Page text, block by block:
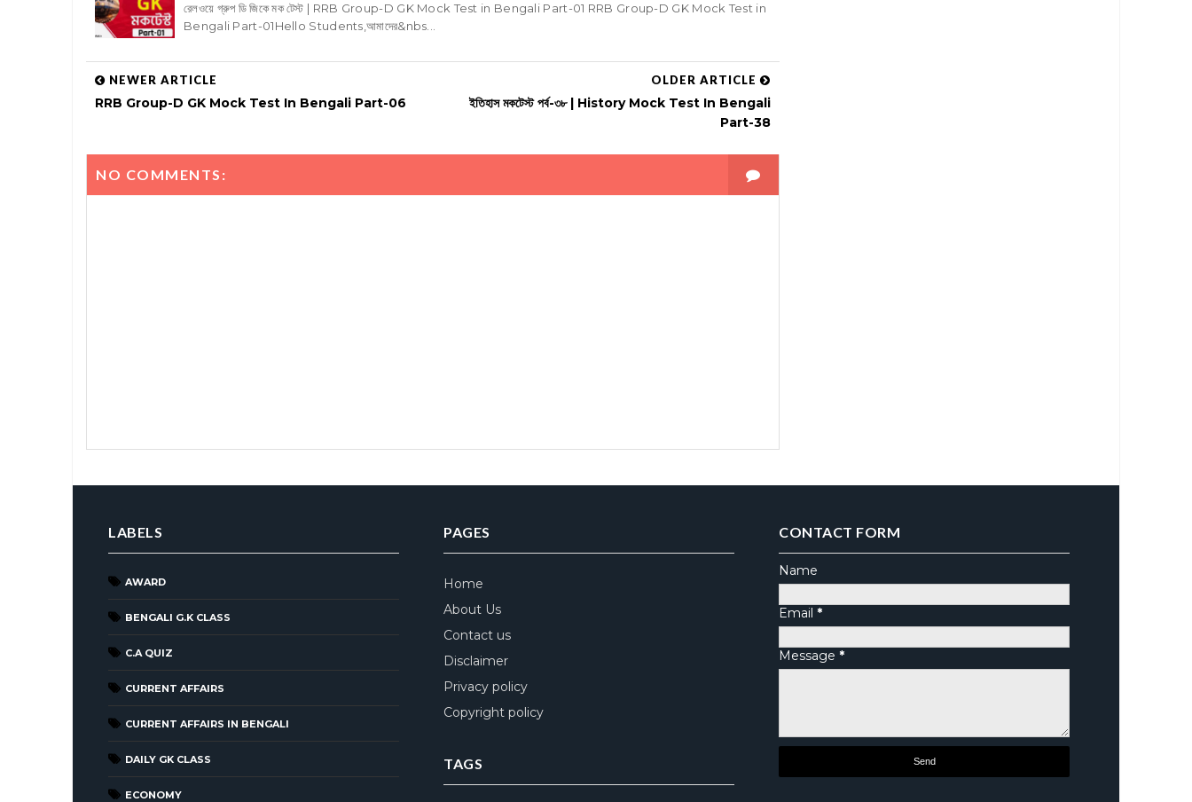
রেলওয়ে গ্রুপ ডি জিকে মক টেস্ট | RRB Group-D GK Mock Test in Bengali Part-01 RRB Group-D GK Mock Test in
Bengali Part-01Hello Students,আমাদের&nbs...
NEWER ARTICLE
RRB Group-D GK Mock Test In Bengali Part-06
OLDER ARTICLE
ইতিহাস মকটেস্ট পর্ব-৩৮ | History Mock Test In Bengali
Part-38
NO COMMENTS:
LABELS
AWARD
BENGALI G.K CLASS
C.A QUIZ
CURRENT AFFAIRS
CURRENT AFFAIRS IN BENGALI
DAILY GK CLASS
ECONOMY
PAGES
Home
About Us
Contact us
Disclaimer
Privacy policy
Copyright policy
TAGS
CONTACT FORM
Name
Email *
Message *